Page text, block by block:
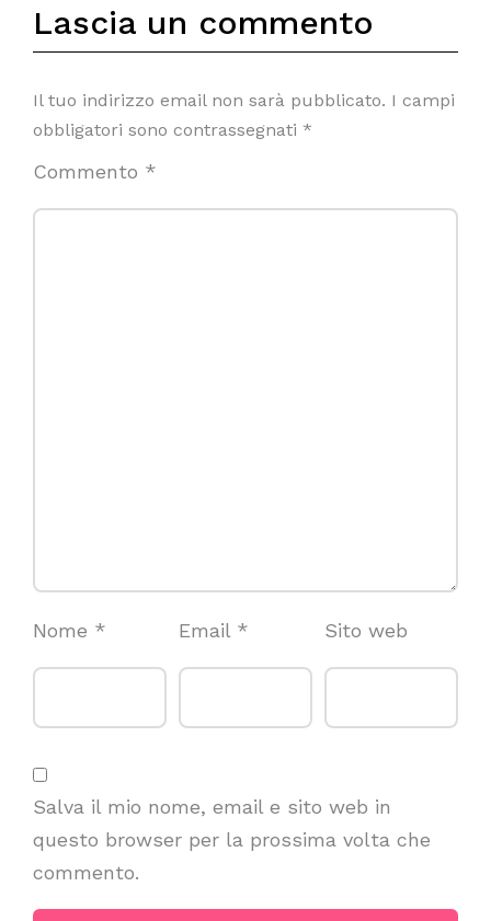
Lascia un commento
Il tuo indirizzo email non sarà pubblicato. I campi
obbligatori sono contrassegnati *
Commento *
Nome * Email * Sito web
Salva il mio nome, email e sito web in
questo browser per la prossima volta che
commento.